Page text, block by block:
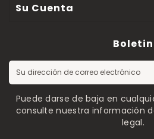
Su Cuenta
Boletin
Puede darse de baja en
consulte nuestra información
legal.